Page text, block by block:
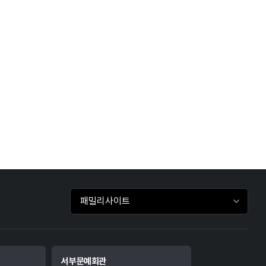
패밀리사이트 바로가기
서부문예회관